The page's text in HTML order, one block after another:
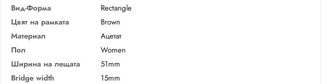
Вид-Форма
Rectangle
Цвят на рамката
Brown
Материал
Ацетат
Пол
Women
Ширина на лещата
51mm
Bridge width
15mm